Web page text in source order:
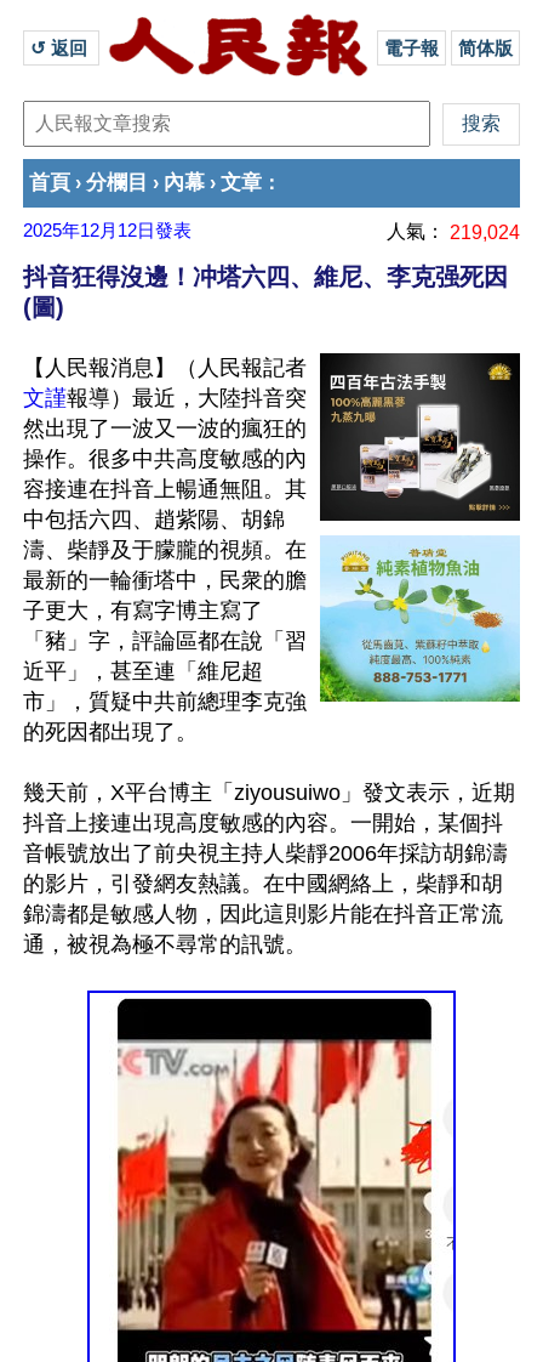
↺ 返回 電子報 简体版
首頁 › 分欄目 › 內幕 › 文章 ：
2025年12月12日發表 人氣： 219,024
抖音狂得沒邊！冲塔六四、維尼、李克强死因
(圖)
【人民報消息】（人民報記者
文謹報導）最近，大陸抖音突
然出現了一波又一波的瘋狂的
操作。很多中共高度敏感的內
容接連在抖音上暢通無阻。其
中包括六四、趙紫陽、胡錦
濤、柴靜及于朦朧的視頻。在
最新的一輪衝塔中，民衆的膽
子更大，有寫字博主寫了
「豬」字，評論區都在說「習
近平」，甚至連「維尼超
市」，質疑中共前總理李克強
的死因都出現了。
幾天前，X平台博主「ziyousuiwo」發文表示，近期
抖音上接連出現高度敏感的內容。一開始，某個抖
音帳號放出了前央視主持人柴靜2006年採訪胡錦濤
的影片，引發網友熱議。在中國網絡上，柴靜和胡
錦濤都是敏感人物，因此這則影片能在抖音正常流
通，被視為極不尋常的訊號。